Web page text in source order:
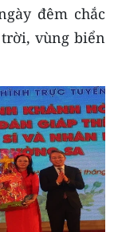
đêm chắc
vùng biển